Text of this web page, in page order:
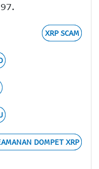
XRP SCAM
DOMPET XRP